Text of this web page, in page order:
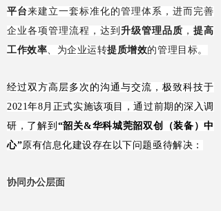
平台来建立一套标准化的管理体系，进而完善
企业各项管理流程，达到升级管理品质 ，提高
工作效率 、为企业运转提质增效的管理目标。
经过双方高层多次的沟通与交流，极致科技于
2021年8月正式实施该项目，通过前期的深入调
研，了解到 “韶关&华科城莞韶双创（装备）中
心”原有信息化建设存在以下问题亟待解决：
协同办公层面